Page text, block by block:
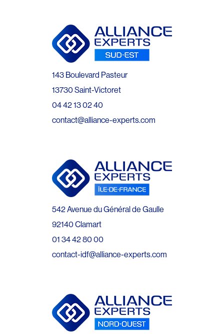
143 Boulevard Pasteur
13730 Saint-Victoret
04 42 13 02 40
contact@alliance-experts.com
542 Avenue du Général de Gaulle
92140 Clamart
01 34 42 80 00
contact-idf@alliance-experts.com